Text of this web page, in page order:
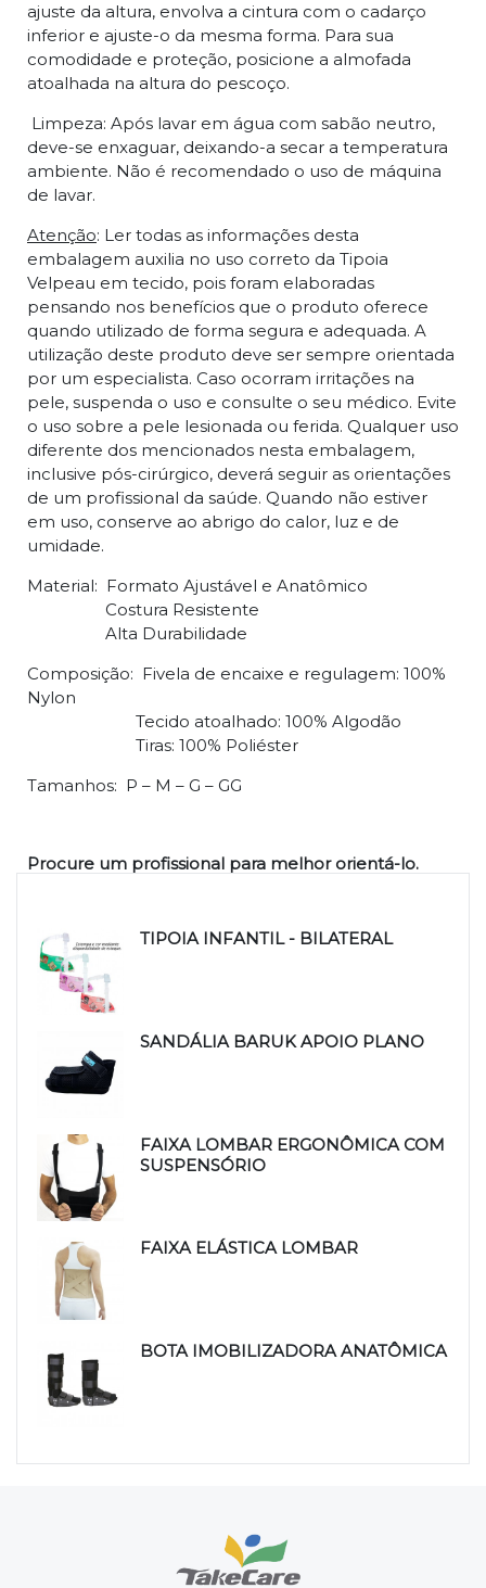
ajuste da altura, envolva a cintura com o cadarço
inferior e ajuste-o da mesma forma. Para sua
comodidade e proteção, posicione a almofada
atoalhada na altura do pescoço.
Limpeza: Após lavar em água com sabão neutro,
deve-se enxaguar, deixando-a secar a temperatura
ambiente. Não é recomendado o uso de máquina
de lavar.
Atenção: Ler todas as informações desta
embalagem auxilia no uso correto da Tipoia
Velpeau em tecido, pois foram elaboradas
pensando nos benefícios que o produto oferece
quando utilizado de forma segura e adequada. A
utilização deste produto deve ser sempre orientada
por um especialista. Caso ocorram irritações na
pele, suspenda o uso e consulte o seu médico. Evite
o uso sobre a pele lesionada ou ferida. Qualquer uso
diferente dos mencionados nesta embalagem,
inclusive pós-cirúrgico, deverá seguir as orientações
de um profissional da saúde. Quando não estiver
em uso, conserve ao abrigo do calor, luz e de
umidade.
Material: Formato Ajustável e Anatômico
Costura Resistente
Alta Durabilidade
Composição: Fivela de encaixe e regulagem: 100%
Nylon
Tecido atoalhado: 100% Algodão
Tiras: 100% Poliéster
Tamanhos: P – M – G – GG
Procure um profissional para melhor orientá-lo.
TIPOIA INFANTIL - BILATERAL
SANDÁLIA BARUK APOIO PLANO
FAIXA LOMBAR ERGONÔMICA COM
SUSPENSÓRIO
FAIXA ELÁSTICA LOMBAR
BOTA IMOBILIZADORA ANATÔMICA